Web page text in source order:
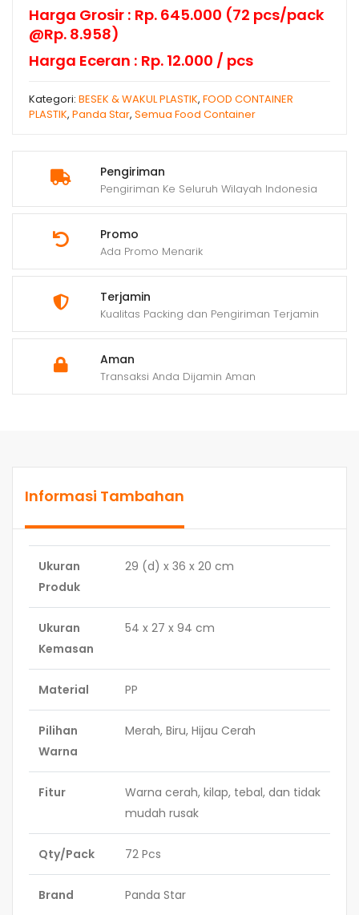
Pengiriman
Pengiriman Ke Seluruh Wilayah Indonesia
Promo
Ada Promo Menarik
Terjamin
Kualitas Packing dan Pengiriman Terjamin
Aman
Transaksi Anda Dijamin Aman
Harga Grosir : Rp. 645.000 (72 pcs/pack
@Rp. 8.958)
Harga Eceran : Rp. 12.000 / pcs
Kategori: BESEK & WAKUL PLASTIK, FOOD CONTAINER
PLASTIK, Panda Star, Semua Food Container
Informasi Tambahan
Ukuran
Produk
29 (d) x 36 x 20 cm
Ukuran
Kemasan
54 x 27 x 94 cm
Material PP
Pilihan
Warna
Merah, Biru, Hijau Cerah
Fitur
Warna cerah, kilap, tebal, dan tidak
mudah rusak
Qty/Pack 72 Pcs
Brand Panda Star